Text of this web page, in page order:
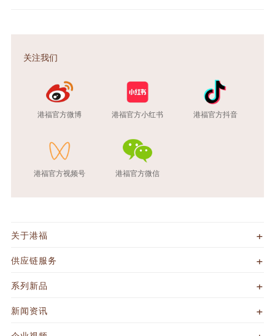
关注我们
港福官方微博 港福官方小红书 港福官方抖音
港福官方视频号 港福官方微信
关于港福
供应链服务
系列新品
新闻资讯